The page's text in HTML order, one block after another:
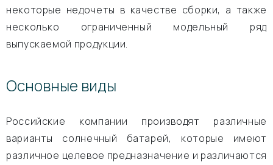
некоторые недочеты в качестве сборки, а также
несколько ограниченный модельный ряд
выпускаемой продукции.
Основные виды
Российские компании производят различные
варианты солнечный батарей, которые имеют
различное целевое предназначение и различаются